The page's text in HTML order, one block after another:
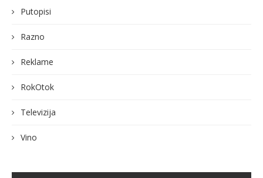
Putopisi
Razno
Reklame
RokOtok
Televizija
Vino